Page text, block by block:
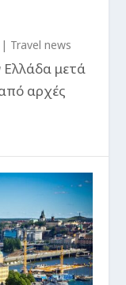
| Travel news
Ελλάδα μετά
αρχές